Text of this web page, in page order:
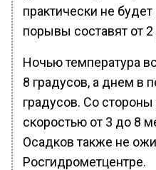
практически не
порывы составят от
Ночью температура
8 градусов, а днем в
градусов. Со
скоростью от 3 до 8
Осадков также не
Росгидрометцентре.